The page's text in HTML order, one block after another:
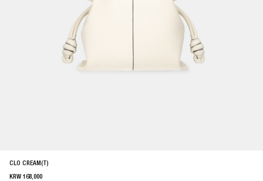
CLO CREAM(T)
KRW 168,000